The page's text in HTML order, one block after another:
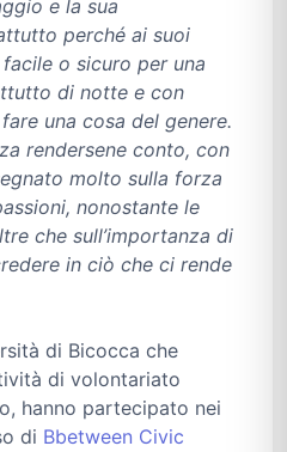
e la sua
perché ai suoi
o sicuro per una
di notte e con
una cosa del genere.
rendersene conto, con
molto sulla forza
nonostante le
che sull’importanza di
in ciò che ci rende
di Bicocca che
di volontariato
hanno partecipato nei
di Bbetween Civic